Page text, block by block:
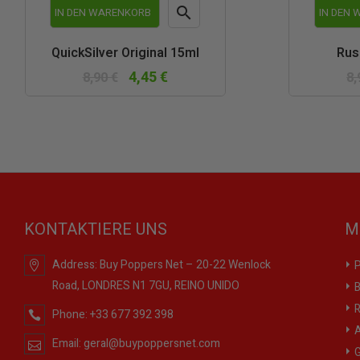
IN DEN WARENKORB 
QuickSilver Original 15ml
4,45 €
IN DEN
KONTAKTIERE UNS
Address:Buy Poppers Net – 20-22 Wenlock
Road, LONDRES N1 7GU, REINO UNIDO
Phone:+33 677 392 398
Email: geral@buypoppersnet.com